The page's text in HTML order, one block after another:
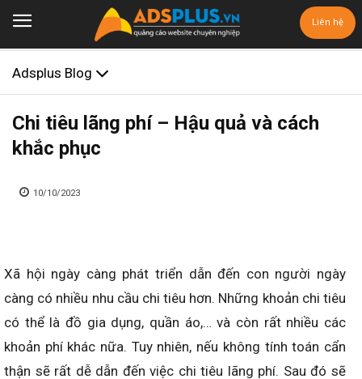
Liên hệ
Adsplus Blog
Chi tiêu lãng phí – Hậu quả và cách
khắc phục
10/10/2023
Xã hội ngày càng phát triển dẫn đến con người ngày
càng có nhiều nhu cầu chi tiêu hơn. Những khoản chi tiêu
có thể là đồ gia dụng, quần áo,… và còn rất nhiều các
khoản phí khác nữa. Tuy nhiên, nếu không tính toán cẩn
thận sẽ rất dễ dẫn đến việc chi tiêu lãng phí. Sau đó sẽ